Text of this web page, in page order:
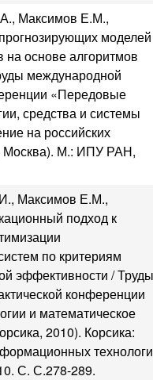
Максимов Е.М.,
моделей
на основе алгоритмов
международной
«Передовые
средства и системы
на российских
Москва). М.: ИПУ РАН,
Максимов Е.М.,
подход к
по критериям
эффективности / Труды
конференции
и математическое
2010). Корсика:
С. С.278-289.